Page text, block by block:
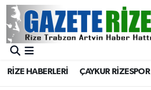
RİZE HABERLERİ ÇAYKUR RİZESPOR
BÖLGEMİZ
Asayiş
Merkez Nöbetçi Eczaneler
Merkez Trafik Yoğunluk Haritası